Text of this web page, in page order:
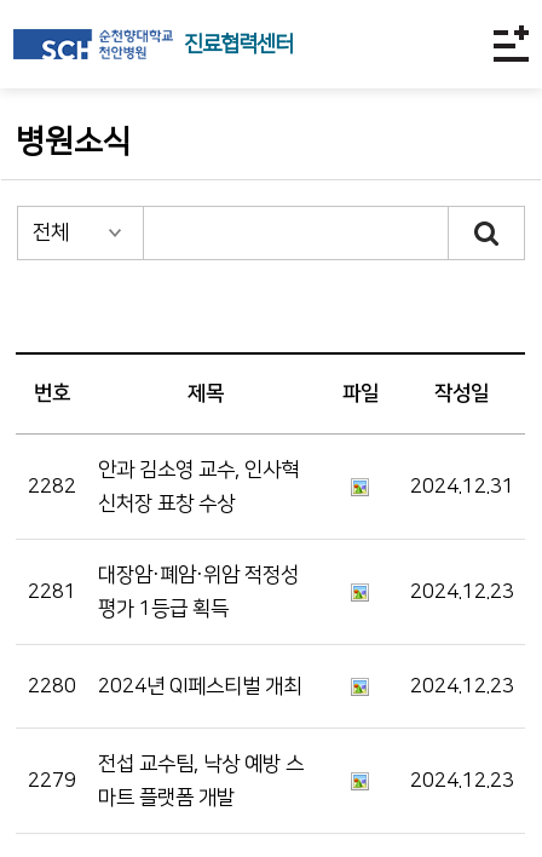
진료협력센터
병원소식
번호 제목 파일 작성일
2282
안과 김소영 교수, 인사혁
신처장 표창 수상
2024.12.31
2281
대장암·폐암·위암 적정성
평가 1등급 획득
2024.12.23
2280 2024년 QI페스티벌 개최 2024.12.23
2279
전섭 교수팀, 낙상 예방 스
마트 플랫폼 개발
2024.12.23